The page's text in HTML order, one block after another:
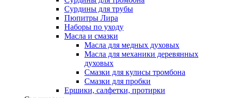
Сурдины для трубы
Пюпитры Лира
Наборы по уходу
Масла и смазки
Масла для медных духовых
Масла для механики деревянных
духовых
Смазки для кулисы тромбона
Смазки для пробки
Ершики, салфетки, протирки